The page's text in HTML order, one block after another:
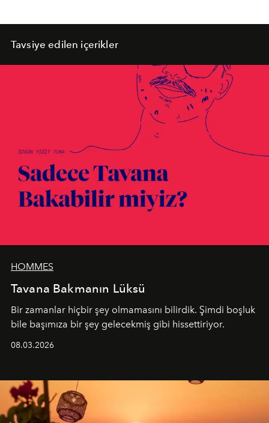
Tavsiye edilen içerikler
HOMMES
Tavana Bakmanın Lüksü
Bir zamanlar hiçbir şey olmamasını bilirdik. Şimdi boşluk
bile başımıza bir şey gelecekmiş gibi hissettiriyor.
08.03.2026